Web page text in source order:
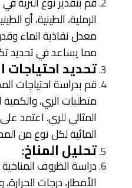
الرملية، الطينية، أو
معدل نفاذية الماء
مما يساعد في تحديد
تحديد
قم بدراسة احتياجات
متطلبات الري، والكمية
المثالي للري. اعتمد
المائية لكل نوع من
تحليل المناخ:
دراسة الظروف
الأمطار، درجات